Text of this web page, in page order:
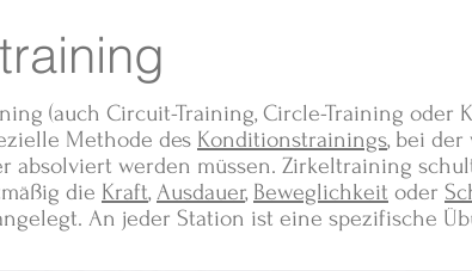
(auch Circuit-Training, Circle-Training oder
Methode des Konditionstrainings, bei der
absolviert werden müssen. Zirkeltraining
die Kraft, Ausdauer, Beweglichkeit oder
An jeder Station ist eine spezifische